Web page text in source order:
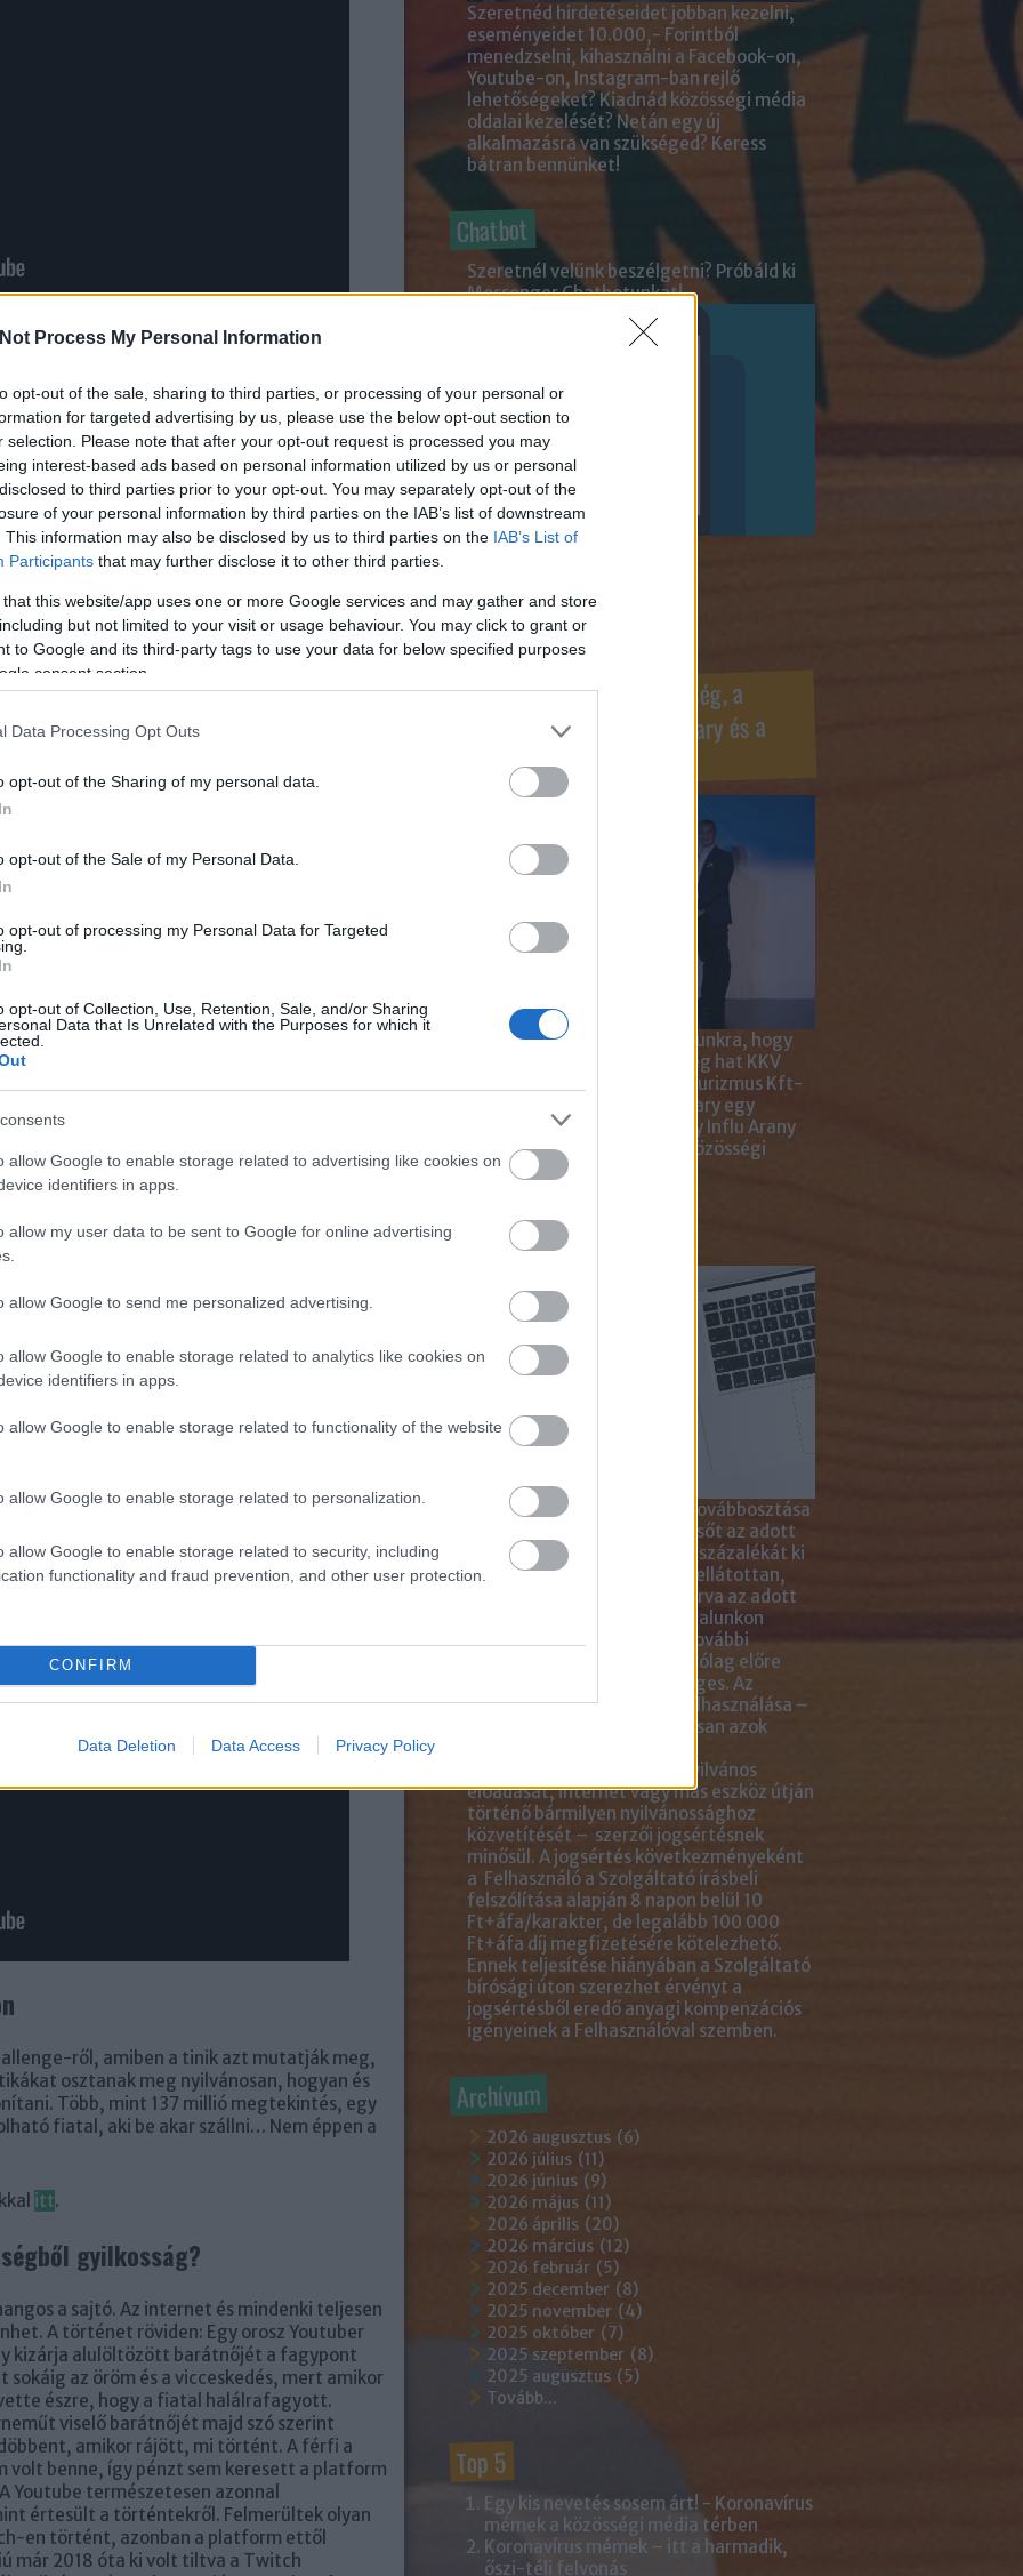
Process My Personal Information
opt-out of the sale, sharing to third parties, or processing of your personal or
for targeted advertising by us, please use the below opt-out section to
selection. Please note that after your opt-out request is processed you may
interest-based ads based on personal information utilized by us or personal
to third parties prior to your opt-out. You may separately opt-out of the
of your personal information by third parties on the IAB’s list of downstream
This information may also be disclosed by us to third parties on the IAB’s List of
Participants that may further disclose it to other third parties.
that this website/app uses one or more Google services and may gather and store
but not limited to your visit or usage behaviour. You may click to grant or
to Google and its third-party tags to use your data for below specified purposes
consent section.
Data Processing Opt Outs
opt-out of the Sharing of my personal data.
opt-out of the Sale of my Personal Data.
opt-out of processing my Personal Data for Targeted
opt-out of Collection, Use, Retention, Sale, and/or Sharing
Data that Is Unrelated with the Purposes for which it
allow Google to enable storage related to advertising like cookies on
identifiers in apps.
allow my user data to be sent to Google for online advertising
allow Google to send me personalized advertising.
allow Google to enable storage related to analytics like cookies on
identifiers in apps.
allow Google to enable storage related to functionality of the website
allow Google to enable storage related to personalization.
allow Google to enable storage related to security, including
functionality and fraud prevention, and other user protection.
CONFIRM
Data Deletion Data Access Privacy Policy
hogy lássam a reakcióját…
a videójának, ami eszméletlen
És nem is véletlenül. Már a cím
ilyen… Ám létezik, és a videóban pontosan
párjának a mozgáshoz elengedhetetlen
és felveszi, ahogy a fiú a kezével húzza
sem akar neki megkeresni.
ülve sír a fiú, és aláfestésnek drámai zenét
cinikusabbá, gúnyosabbá tegyék a
is tették az interneten, hogy mindenki
megbeszélt, megjátszott jelenet, de ez
rémes a tartalom, és mennyire
látnak. Egy mozgássérült emberrel nem
között. És nem csak mozgássérült, de
küzdő embertől nem vesszük el az
dolgot, ami segíti a mindennapjai során,
Az internet népe nem is reagált túl jól a
le is tiltották, azonban a like-dislike
jelenség, a videó ellen, és hogy mennyire
másik megvalósítása, ahol egy
Ezt már inkább nem is ragozzuk tovább.
eredeti videókban, így, ha esetleg megnéznél
0:58-tól, a másodikat pedig 6:23-tól itt
ről, amiben a tinik azt mutatják meg,
osztanak meg nyilvánosan, hogyan és
Több, mint 137 millió megtekintés, egy
fiatal, aki be akar szállni… Nem éppen a
itt.
gyilkosság?
a sajtó. Az internet és mindenki teljesen
A történet röviden: Egy orosz Youtuber
kizárja alulöltözött barátnőjét a fagypont
az öröm és a vicceskedés, mert amikor
észre, hogy a fiatal halálrafagyott.
viselő barátnőjét majd szó szerint
amikor rájött, mi történt. A férfi a
volt benne, így pénzt sem keresett a platform
Youtube természetesen azonnal
értesült a történtekről. Felmerültek olyan
en történt, azonban a platform ettől
már 2018 óta ki volt tiltva a Twitch
Szeretnéd hirdetéseidet jobban kezelni,
eseményeidet 10.000,- Forintból
menedzselni, kihasználni a Facebook-on,
Youtube-on, Instagram-ban rejlő
lehetőségeket? Kiadnád közösségi média
oldalai kezelését? Netán egy új
alkalmazásra van szükséged? Keress
bátran bennünket!
Chatbot
Szeretnél velünk beszélgetni? Próbáld ki
Messenger Chatbotunkat!
Facebook oldaldoboz
Magyar Marketing Szövetség, a
KREATÍV, az Internet Hungary és a
turizmus szakma díjai
Nagy megtiszteltetés számunkra, hogy
Magyar Marketing Szövetség hat KKV
Marketing Gyémánt Díjjal, Turizmus Kft-
től 5 díjjal, az Internet Hungary egy
fődíjjal, a KREATÍV pedig egy Influ Arany
díjjal tüntette ki cégünket közösségi
média kampányaiért.
Így használd cikkeinket...
Az anyagok linkkel történő továbbosztása
természetesen lehetséges, sőt az adott
blogcikkben lévő tartalom 5 százalékát ki
is másolhatod idézőjelekkel ellátottan,
közvetlenül mellé- vagy aláírva az adott
blogbejegyzés linkjét. Az oldalunkon
található anyagok minden további
felhasználása azonban kizárólag előre
egyeztetett módon lehetséges. Az
anyagok engedély nélküli felhasználása –
ideértve, de nem kizárólagosan azok
átdolgozását, fordítását, nyilvános
előadását, internet vagy más eszköz útján
történő bármilyen nyilvánossághoz
közvetítését – szerzői jogsértésnek
minősül. A jogsértés következményeként
a Felhasználó a Szolgáltató írásbeli
felszólítása alapján 8 napon belül 10
Ft+áfa/karakter, de legalább 100 000
Ft+áfa díj megfizetésére kötelezhető.
Ennek teljesítése hiányában a Szolgáltató
bírósági úton szerezhet érvényt a
jogsértésből eredő anyagi kompenzációs
igényeinek a Felhasználóval szemben.
Archívum
2026 augusztus (6)
2026 július (11)
2026 június (9)
2026 május (11)
2026 április (20)
2026 március (12)
2026 február (5)
2025 december (8)
2025 november (4)
2025 október (7)
2025 szeptember (8)
2025 augusztus (5)
Tovább...
Top 5
Egy kis nevetés sosem árt! - Koronavírus
mémek a közösségi média térben
Koronavírus mémek – itt a harmadik,
őszi-téli felvonás